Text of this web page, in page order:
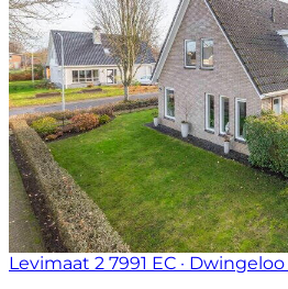
Levimaat 2 7991 EC · Dwingeloo